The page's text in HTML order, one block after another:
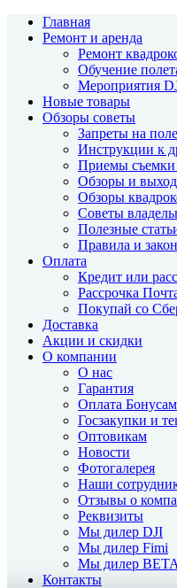
Главная
Ремонт и аренда
Ремонт
Обучение
Мероприятия
Новые товары
Обзоры советы
Запреты на
Инструкции к
Приемы съемки
Обзоры и
Обзоры
Советы
Полезные
Правила и
Оплата
Кредит или
Рассрочка
Покупай со
Доставка
Акции и скидки
О компании
О нас
Гарантия
Оплата
Госзакупки и
Оптовикам
Новости
Фотогалерея
Наши
Отзывы о
Реквизиты
Мы дилер DJI
Мы дилер Fimi
Мы дилер
Контакты